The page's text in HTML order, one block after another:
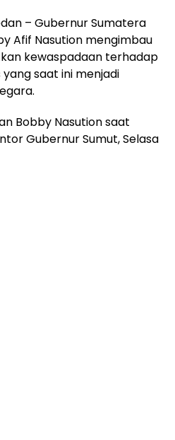
– Gubernur Sumatera
Afif Nasution mengimbau
kewaspadaan terhadap
saat ini menjadi
Bobby Nasution saat
Gubernur Sumut, Selasa